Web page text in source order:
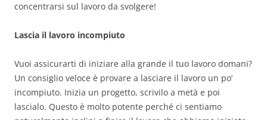
concentrarsi sul lavoro da svolgere!
Lascia il lavoro incompiuto
Vuoi assicurarti di iniziare alla grande il tuo lavoro domani?
Un consiglio veloce è provare a lasciare il lavoro un po’
incompiuto. Inizia un progetto, scrivilo a metà e poi
lascialo. Questo è molto potente perché ci sentiamo